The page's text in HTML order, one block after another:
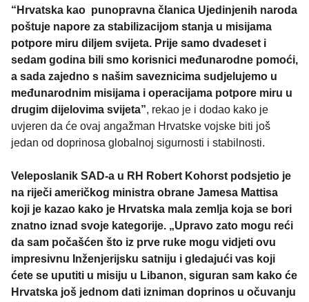
“Hrvatska kao punopravna članica Ujedinjenih naroda
poštuje napore za stabilizacijom stanja u misijama
potpore miru diljem svijeta. Prije samo dvadeset i
sedam godina bili smo korisnici međunarodne pomoći,
a sada zajedno s našim saveznicima sudjelujemo u
međunarodnim misijama i operacijama potpore miru u
drugim dijelovima svijeta”, rekao je i dodao kako je
uvjeren da će ovaj angažman Hrvatske vojske biti još
jedan od doprinosa globalnoj sigurnosti i stabilnosti.
Veleposlanik SAD-a u RH Robert Kohorst podsjetio je
na riječi američkog ministra obrane Jamesa Mattisa
koji je kazao kako je Hrvatska mala zemlja koja se bori
znatno iznad svoje kategorije. „Upravo zato mogu reći
da sam počašćen što iz prve ruke mogu vidjeti ovu
impresivnu Inženjerijsku satniju i gledajući vas koji
ćete se uputiti u misiju u Libanon, siguran sam kako će
Hrvatska još jednom dati izniman doprinos u očuvanju